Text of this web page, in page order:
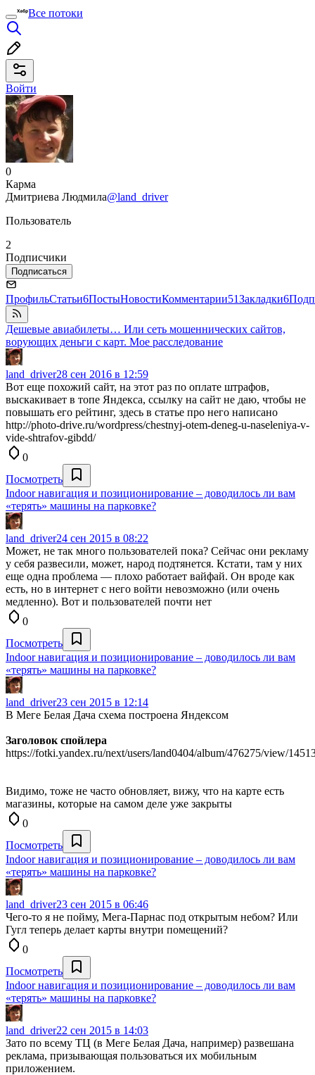
Все потоки
Войти
0
Карма
Дмитриева Людмила@land_driver
Пользователь
2
Подписчики
Подписаться
ПрофильСтатьи6ПостыНовостиКомментарии51Закладки6
Дешевые авиабилеты… Или сеть мошеннических сайтов,
ворующих деньги с карт. Мое расследование
land_driver28 сен 2016 в 12:59
Вот еще похожий сайт, на этот раз по оплате штрафов,
выскакивает в топе Яндекса, ссылку на сайт не даю, чтобы не
повышать его рейтинг, здесь в статье про него написано
http://photo-drive.ru/wordpress/chestnyj-otem-deneg-u-naseleniya-v-
vide-shtrafov-gibdd/
0
Посмотреть
Indoor навигация и позиционирование – доводилось ли вам
«терять» машины на парковке?
land_driver24 сен 2015 в 08:22
Может, не так много пользователей пока? Сейчас они рекламу
у себя развесили, может, народ подтянется. Кстати, там у них
еще одна проблема — плохо работает вайфай. Он вроде как
есть, но в интернет с него войти невозможно (или очень
медленно). Вот и пользователей почти нет
0
Посмотреть
Indoor навигация и позиционирование – доводилось ли вам
«терять» машины на парковке?
land_driver23 сен 2015 в 12:14
В Меге Белая Дача схема построена Яндексом
Заголовок спойлера
https://fotki.yandex.ru/next/users/land0404/album/476275/view/
Видимо, тоже не часто обновляет, вижу, что на карте есть
магазины, которые на самом деле уже закрыты
0
Посмотреть
Indoor навигация и позиционирование – доводилось ли вам
«терять» машины на парковке?
land_driver23 сен 2015 в 06:46
Чего-то я не пойму, Мега-Парнас под открытым небом? Или
Гугл теперь делает карты внутри помещений?
0
Посмотреть
Indoor навигация и позиционирование – доводилось ли вам
«терять» машины на парковке?
land_driver22 сен 2015 в 14:03
Зато по всему ТЦ (в Меге Белая Дача, например) развешана
реклама, призывающая пользоваться их мобильным
приложением.